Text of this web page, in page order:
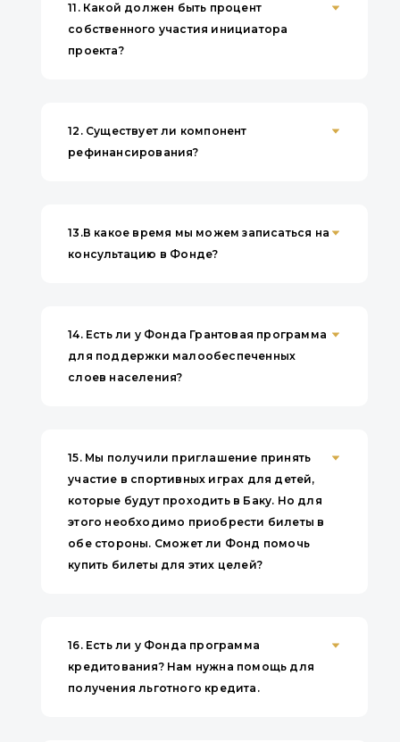
Азербайджано-Кыргызского Фонда
выступать одним из ключевых
инструментов реализации совместных
11. Какой должен быть процент
собственного участия инициатора
проекта?
12. Существует ли компонент
рефинансирования?
13.В какое время мы можем записаться на
консультацию в Фонде?
14. Есть ли у Фонда Грантовая программа
для поддержки малообеспеченных
слоев населения?
15. Мы получили приглашение принять
участие в спортивных играх для детей,
которые будут проходить в Баку. Но для
этого необходимо приобрести билеты в
обе стороны. Сможет ли Фонд помочь
купить билеты для этих целей?
16. Есть ли у Фонда программа
кредитования? Нам нужна помощь для
получения льготного кредита.